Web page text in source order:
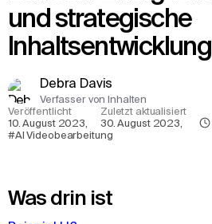
und strategische
Inhaltsentwicklung
Debra Davis
Verfasser von Inhalten
Veröffentlicht
10. August 2023,
Zuletzt aktualisiert
30. August 2023,
#AI Videobearbeitung
Was drin ist